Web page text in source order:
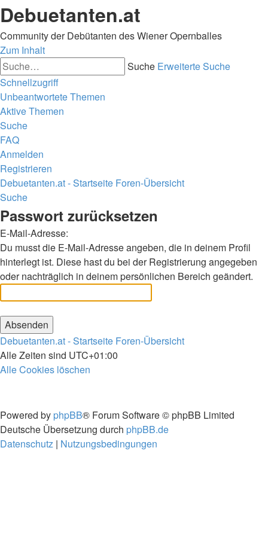
Debuetanten.at
Community der Debütanten des Wiener Opernballes
Zum Inhalt
Suche Erweiterte Suche
Schnellzugriff
Unbeantwortete Themen
Aktive Themen
Suche
FAQ
Anmelden
Registrieren
Debuetanten.at - Startseite Foren-Übersicht
Suche
Passwort zurücksetzen
E-Mail-Adresse:
Du musst die E-Mail-Adresse angeben, die in deinem Profil
hinterlegt ist. Diese hast du bei der Registrierung angegeben
oder nachträglich in deinem persönlichen Bereich geändert.
Debuetanten.at - Startseite Foren-Übersicht
Alle Zeiten sind UTC+01:00
Alle Cookies löschen
Powered by phpBB® Forum Software © phpBB Limited
Deutsche Übersetzung durch phpBB.de
Datenschutz | Nutzungsbedingungen